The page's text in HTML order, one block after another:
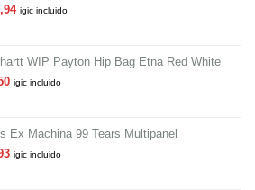
igic incluido
WIP Payton Hip Bag Etna Red White
igic incluido
Ex Machina 99 Tears Multipanel
igic incluido